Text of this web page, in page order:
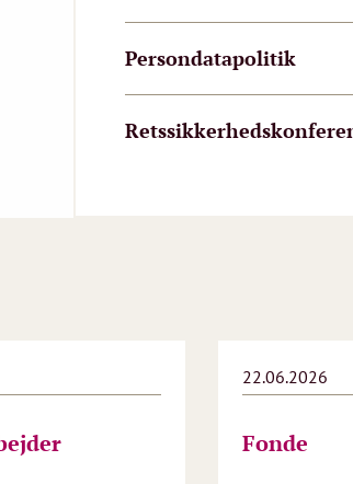
Persondatapolitik
22.06.2026
Fonde